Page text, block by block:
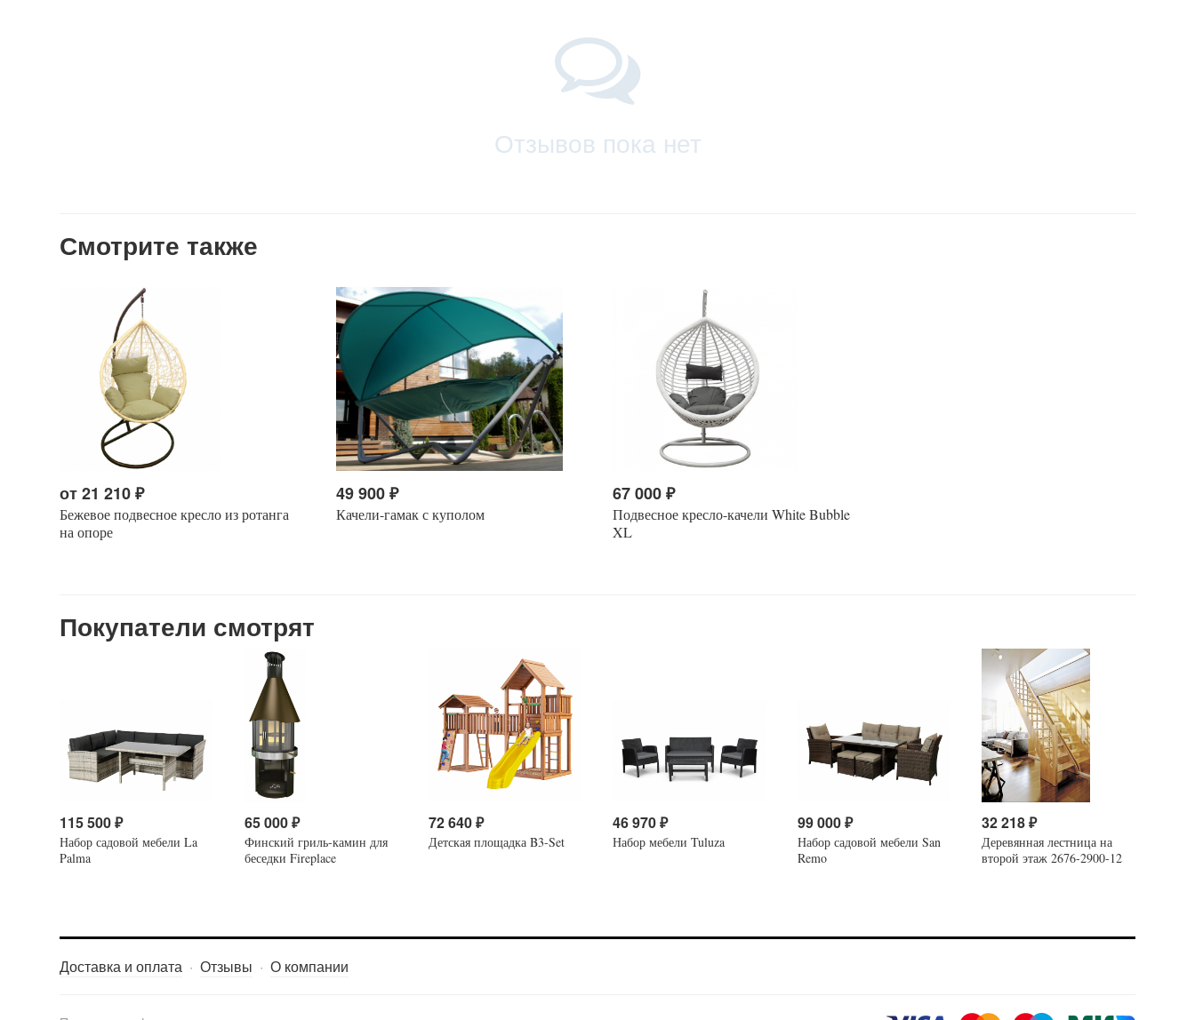
Отзывов пока нет
Смотрите также
от21 210₽
Бежевое подвесное кресло из ротанга
на опоре
49 900 ₽
Качели-гамак с куполом
67 000 ₽
Подвесное кресло-качели White Bubble
XL
Покупатели смотрят
115 500₽
Набор садовой мебели La
Palma
65 000₽
Финский гриль-камин для
беседки Fireplace
72 640₽
Детская площадка B3-Set
46 970₽
Набор мебели Tuluza
99 000₽
Набор садовой мебели San
Remo
32 218₽
Деревянная лестница на
второй этаж 2676-2900-12
Доставка и оплата Отзывы О компании